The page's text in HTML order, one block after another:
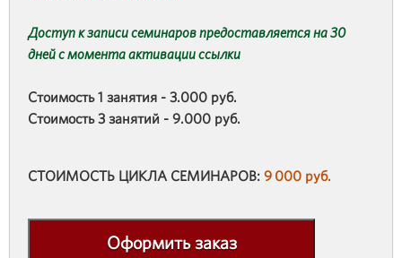
Доступ к записи семинаров предоставляется на 30
дней с момента активации ссылки
Стоимость 1 занятия - 3.000 руб.
Стоимость 3 занятий - 9.000 руб.
СТОИМОСТЬ ЦИКЛА СЕМИНАРОВ: 9 000 руб.
Оформить заказ